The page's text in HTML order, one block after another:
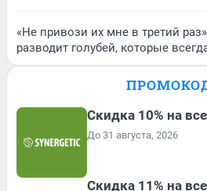
«Не привози их мне в третий
разводит голубей, которые
Скидка 10% на
До 31 августа, 2026
Скидка 11% на